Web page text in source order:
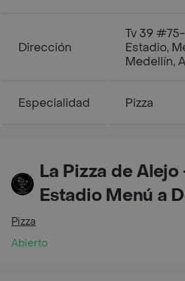
Dirección
Tv 39
Estadio,
Medellín,
Especialidad Pizza
La Pizza de
Estadio Menú a
Pizza
Abierto